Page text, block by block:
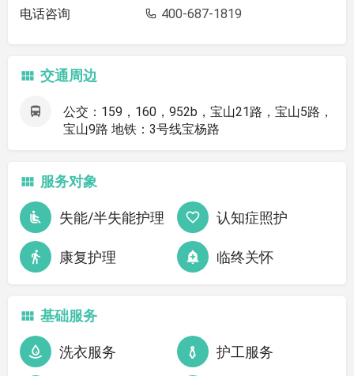
电话咨询 400-687-1819
交通周边
公交：159，160，952b，宝山21路，宝山5路，
宝山9路 地铁：3号线宝杨路
服务对象
失能/半失能护理 认知症照护
康复护理 临终关怀
基础服务
洗衣服务 护工服务